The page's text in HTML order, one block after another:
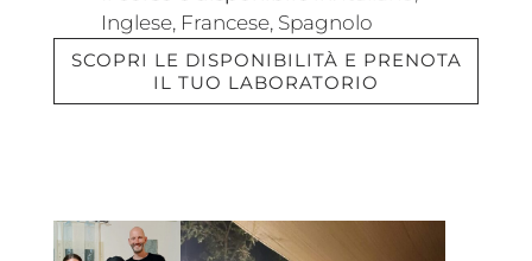
Inglese, Francese, Spagnolo
SCOPRI LE DISPONIBILITÀ E PRENOTA
IL TUO LABORATORIO